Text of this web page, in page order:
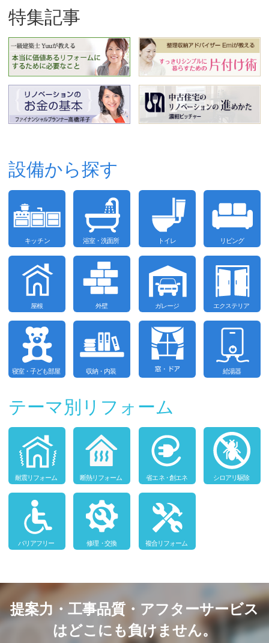
特集記事
設備から探す
テーマ別リフォーム
提案力・工事品質・アフターサービス
はどこにも負けません。